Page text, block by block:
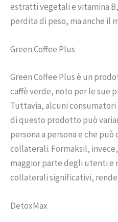
estratti vegetali e vitamina
perdita di peso, ma anche il
Green Coffee Plus
Green Coffee Plus è un
caffè verde, noto per le sue
Tuttavia, alcuni
di questo prodotto può
persona a persona e che
collaterali. Formaksil,
maggior parte degli utenti e
collaterali significativi,
DetoxMax